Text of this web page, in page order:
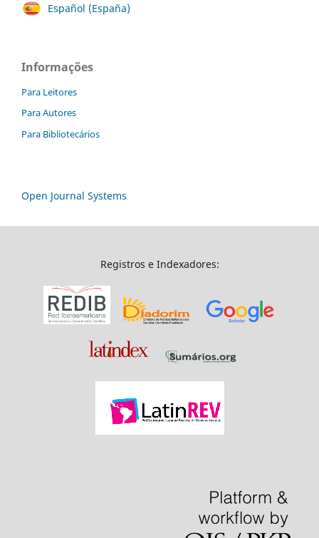
Español (España)
Informações
Para Leitores
Para Autores
Para Bibliotecários
Open Journal Systems
Registros e Indexadores: